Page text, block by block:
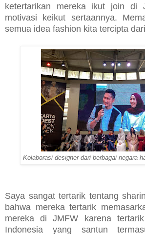
ketertarikan mereka ikut join di
motivasi keikut sertaannya.
semua idea fashion kita tercipta
Kolaborasi designer dari berbagai negara
Saya sangat tertarik tentang
bahwa mereka tertarik
mereka di JMFW karena
Indonesia yang santun